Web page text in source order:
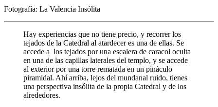
Fotografía: La Valencia Insólita
Hay experiencias que no tiene precio, y recorrer los
tejados de la Catedral al atardecer es una de ellas. Se
accede a los tejados por una escalera de caracol oculta
en una de las capillas laterales del templo, y se accede
al exterior por una torre rematada en un pináculo
piramidal. Ahí arriba, lejos del mundanal ruido, tienes
una perspectiva insólita de la propia Catedral y de los
alrededores.